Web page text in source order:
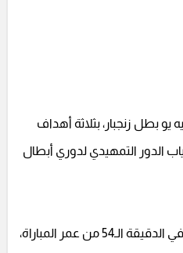
يو بطل زنجبار، بثلاثة أهداف
الدور التمهيدي لدوري أبطال
وتقدم محمود صابر لـ بيراميدز في الدقيقة الـ54 من عمر المباراة،